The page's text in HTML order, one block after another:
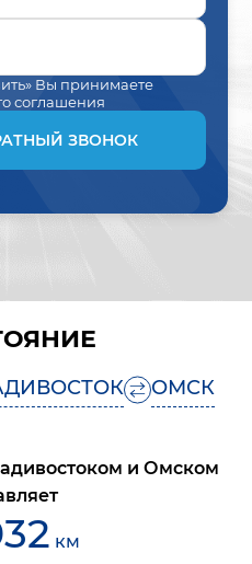
Вы принимаете
соглашения
ЗВОНОК
ОМСК
и Омском
км